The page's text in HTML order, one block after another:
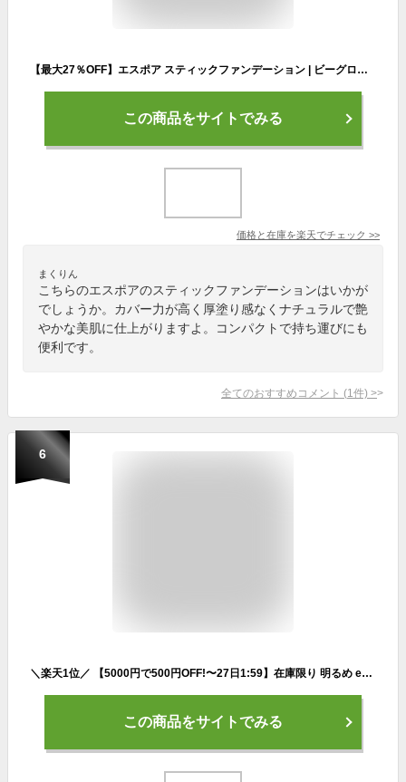
【最大27％OFF】エスポア スティックファンデーション | ビーグロースティック ファンデーション | 韓国 ツヤ 艶肌 保湿 簡単 美肌 厚塗り感なし シミ 毛穴 カバー 崩れにくい 韓国コスメ 密着 ファンデーション カバー力
この商品をサイトでみる
価格と在庫を楽天でチェック >>
まくりん
こちらのエスポアのスティックファンデーションはいかが
でしょうか。カバー力が高く厚塗り感なくナチュラルで艶
やかな美肌に仕上がりますよ。コンパクトで持ち運びにも
便利です。
全てのおすすめコメント (1 件) >
6
＼楽天1位／ 【5000円で500円OFF!〜27日1:59】在庫限り 明るめ egf 美容液 ファンデーション カバー力 50 40 代 崩れない スポーツ しわ たるみ グロスファクター 成長因子 ヒトオリゴペプチド-1【EGF パワーリフト ファンデーション 25g ナチュラルクリア 1個】
この商品をサイトでみる